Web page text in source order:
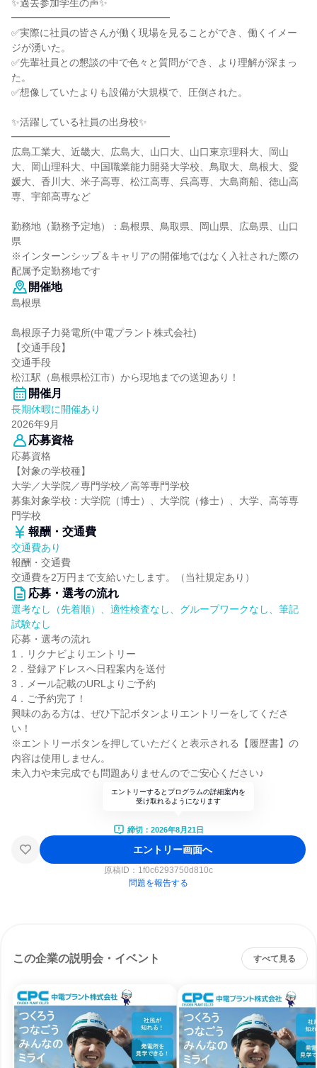
✨過去参加学生の声✨
━━━━━━━━━━━━━━━━
✅実際に社員の皆さんが働く現場を見ることができ、働くイメー
ジが湧いた。
✅先輩社員との懇談の中で色々と質問ができ、より理解が深まっ
た。
✅想像していたよりも設備が大規模で、圧倒された。
✨活躍している社員の出身校✨
━━━━━━━━━━━━━━━━
広島工業大、近畿大、広島大、山口大、山口東京理科大、岡山
大、岡山理科大、中国職業能力開発大学校、鳥取大、島根大、愛
媛大、香川大、米子高専、松江高専、呉高専、大島商船、徳山高
専、宇部高専など
勤務地（勤務予定地）：島根県、鳥取県、岡山県、広島県、山口
県
※インターンシップ＆キャリアの開催地ではなく入社された際の
配属予定勤務地です
開催地
島根県
島根原子力発電所(中電プラント株式会社)
【交通手段】
交通手段
松江駅（島根県松江市）から現地までの送迎あり！
開催月
長期休暇に開催あり
2026年9月
応募資格
応募資格
【対象の学校種】
大学／大学院／専門学校／高等専門学校
募集対象学校：大学院（博士）、大学院（修士）、大学、高等専
門学校
報酬・交通費
交通費あり
報酬・交通費
交通費を2万円まで支給いたします。（当社規定あり）
応募・選考の流れ
選考なし（先着順）、適性検査なし、グループワークなし、筆記
試験なし
応募・選考の流れ
1．リクナビよりエントリー
2．登録アドレスへ日程案内を送付
3．メール記載のURLよりご予約
4．ご予約完了！
興味のある方は、ぜひ下記ボタンよりエントリーをしてくださ
い！
※エントリーボタンを押していただくと表示される【履歴書】の
内容は使用しません。
未入力や未完成でも問題ありませんのでご安心ください♪
エントリーするとプログラムの詳細案内を
受け取れるようになります
締切：2026年8月21日
エントリー画面へ
原稿ID： 1f0c6293750d810c
問題を報告する
この企業の説明会・イベント すべて見る